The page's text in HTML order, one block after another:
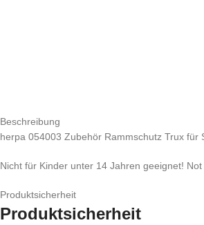
Beschreibung
herpa 054003 Zubehör Rammschutz Trux für
Nicht für Kinder unter 14 Jahren geeignet!
Produktsicherheit
Produktsicherheit